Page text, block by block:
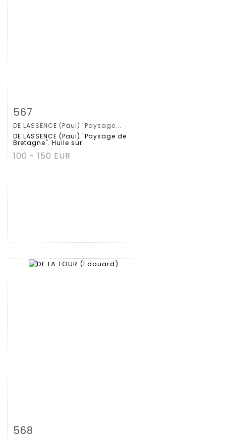
拍品详情
567
DE LASSENCE (Paul) "Paysage...
DE LASSENCE (Paul) "Paysage de
Bretagne". Huile sur...
100 - 150 EUR
拍品详情
568